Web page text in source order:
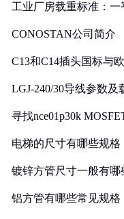
工业厂房载重标准：
CONOSTAN公司简介
C13和C14插头国标与
LGJ-240/30导线参数及
寻找nce01p30k
电梯的尺寸有哪些规格
镀锌方管尺寸一般有哪
铝方管有哪些常见规格